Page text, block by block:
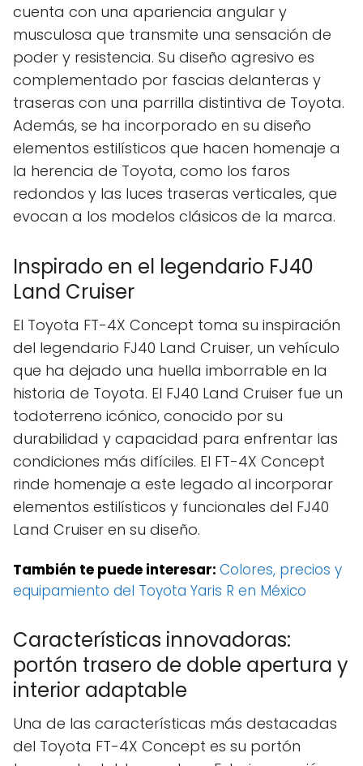
cuenta con una apariencia angular y
musculosa que transmite una sensación de
poder y resistencia. Su diseño agresivo es
complementado por fascias delanteras y
traseras con una parrilla distintiva de Toyota.
Además, se ha incorporado en su diseño
elementos estilísticos que hacen homenaje a
la herencia de Toyota, como los faros
redondos y las luces traseras verticales, que
evocan a los modelos clásicos de la marca.
Inspirado en el legendario FJ40
Land Cruiser
El Toyota FT-4X Concept toma su inspiración
del legendario FJ40 Land Cruiser, un vehículo
que ha dejado una huella imborrable en la
historia de Toyota. El FJ40 Land Cruiser fue un
todoterreno icónico, conocido por su
durabilidad y capacidad para enfrentar las
condiciones más difíciles. El FT-4X Concept
rinde homenaje a este legado al incorporar
elementos estilísticos y funcionales del FJ40
Land Cruiser en su diseño.
También te puede interesar: Colores, precios y
equipamiento del Toyota Yaris R en México
Características innovadoras:
portón trasero de doble apertura y
interior adaptable
Una de las características más destacadas
del Toyota FT-4X Concept es su portón